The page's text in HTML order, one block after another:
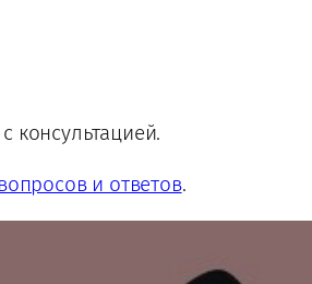
консультацией.
вопросов и ответов.